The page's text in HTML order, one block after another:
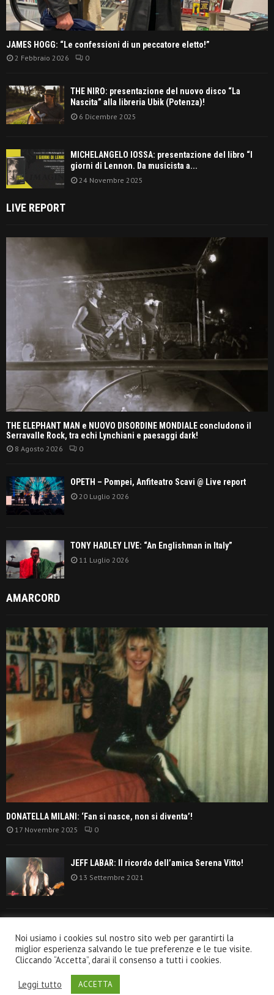
JAMES HOGG: “Le confessioni di un peccatore eletto!”
2 Febbraio 2026 0
THE NIRO: presentazione del nuovo disco “La
Nascita” alla libreria Ubik (Potenza)!
6 Dicembre 2025
MICHELANGELO IOSSA: presentazione del libro “I
giorni di Lennon. Da musicista a...
24 Novembre 2025
LIVE REPORT
THE ELEPHANT MAN e NUOVO DISORDINE MONDIALE concludono il
Serravalle Rock, tra echi Lynchiani e paesaggi dark!
8 Agosto 2026 0
OPETH – Pompei, Anfiteatro Scavi @ Live report
20 Luglio 2026
TONY HADLEY LIVE: “An Englishman in Italy”
11 Luglio 2026
AMARCORD
DONATELLA MILANI: ‘Fan si nasce, non si diventa’!
17 Novembre 2025 0
JEFF LABAR: Il ricordo dell’amica Serena Vitto!
13 Settembre 2021
settanta’!
30 Giugno 2021
Noi usiamo i cookies sul nostro sito web per garantirti la
miglior esperienza salvando le tue preferenze e le tue visite.
Cliccando “Accetta”, darai il consenso a tutti i cookies.
Leggi tutto ACCETTA